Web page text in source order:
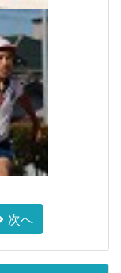
次へ